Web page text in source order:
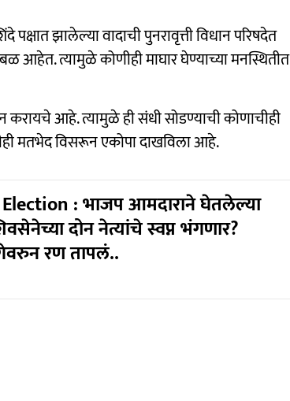
झालेल्या वादाची पुनरावृत्ती विधान परिषदेत
आहेत. त्यामुळे कोणीही माघार घेण्याच्या मनस्थितीत
करायचे आहे. त्यामुळे ही संधी सोडण्याची कोणाचीही
मतभेद विसरून एकोपा दाखविला आहे.
: भाजप आमदाराने घेतलेल्या
दोन नेत्यांचे स्वप्न भंगणार?
रण तापलं..